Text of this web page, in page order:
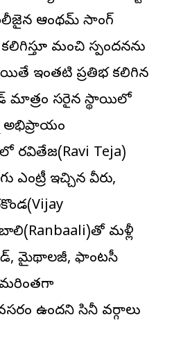
ఆంథమ్ సాంగ్
కలిగిస్తూ మంచి స్పందనను
ఇంతటి ప్రతిభ కలిగిన
మాత్రం సరైన స్థాయిలో
అభిప్రాయం
రవితేజ(Ravi Teja)
ఎంట్రీ ఇచ్చిన వీరు,
మళ్లీ
మైథాలజీ, ఫాంటసీ
ఉందని సినీ వర్గాలు